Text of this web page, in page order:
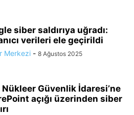
siber saldırıya uğradı:
verileri ele geçirildi
Merkezi - 8 Ağustos 2025
Nükleer Güvenlik İdaresi’ne
açığı üzerinden siber